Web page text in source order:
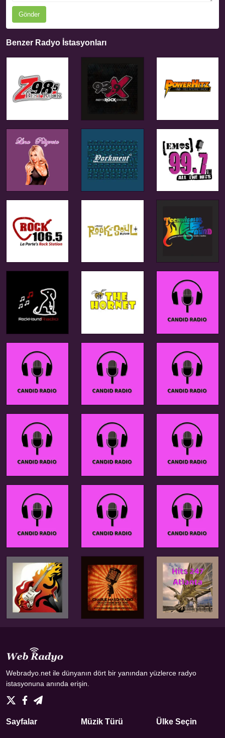
Gönder
Benzer Radyo İstasyonları
Webradyo.net ile dünyanın dört bir yanından yüzlerce radyo
istasyonuna anında erişin.
Sayfalar Müzik Türü Ülke Seçin